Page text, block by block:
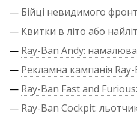
— Бійці невидимого
— Квитки в літо або
— Ray-Ban Andy:
— Рекламна кампанія
— Ray-Ban Fast and
— Ray-Ban Cockpit: